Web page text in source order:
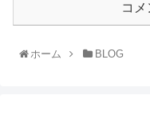
コ
ホーム BLOG